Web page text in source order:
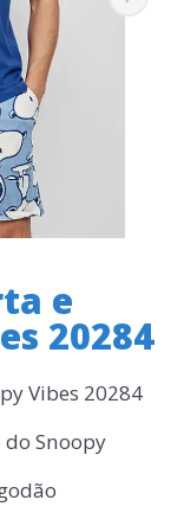
e
20284
Vibes 20284
Snoopy